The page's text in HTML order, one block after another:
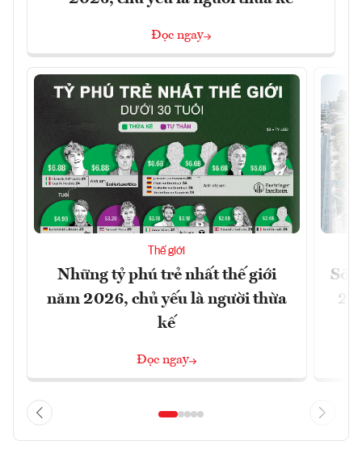
Đọc ngay
Thế giới
Những tỷ phú trẻ nhất thế giới
năm 2026, chủ yếu là người thừa
kế
Đọc ngay
Số